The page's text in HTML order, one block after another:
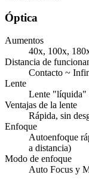
Óptica
Aumentos
40x, 100x,
Distancia de
Contacto ~
Lente
Lente
Ventajas de la lente
Rápida, sin
Enfoque
Autoenfoque
a distancia)
Modo de enfoque
Auto Focus y